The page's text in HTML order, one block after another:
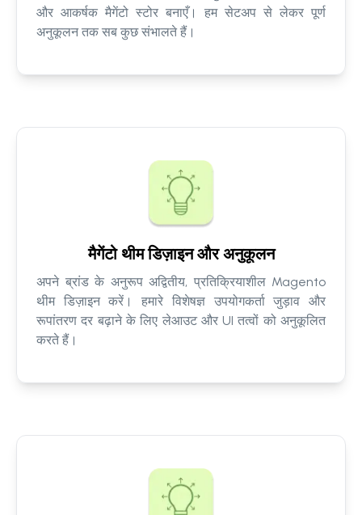
और आकर्षक मैगेंटो स्टोर बनाएँ। हम सेटअप से लेकर पूर्ण
अनुकूलन तक सब कुछ संभालते हैं।
मैगेंटो थीम डिज़ाइन और अनुकूलन
अपने ब्रांड के अनुरूप अद्वितीय, प्रतिक्रियाशील Magento
थीम डिज़ाइन करें। हमारे विशेषज्ञ उपयोगकर्ता जुड़ाव और
रूपांतरण दर बढ़ाने के लिए लेआउट और UI तत्वों को अनुकूलित
करते हैं।